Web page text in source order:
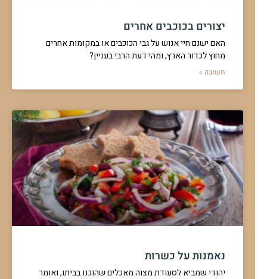
יצורים בכוכבים אחרים
האם ישנם חיי אנוש על גבי הכוכבים או במקומות אחרים
מחוץ לכדור הארץ, ומהי דעת הרבי בעניין?
תשובה »
נאמנות על כשרות
יהודי שמביא לסעודת מצוה מאכלים שהוכנו בביתו, ואומר